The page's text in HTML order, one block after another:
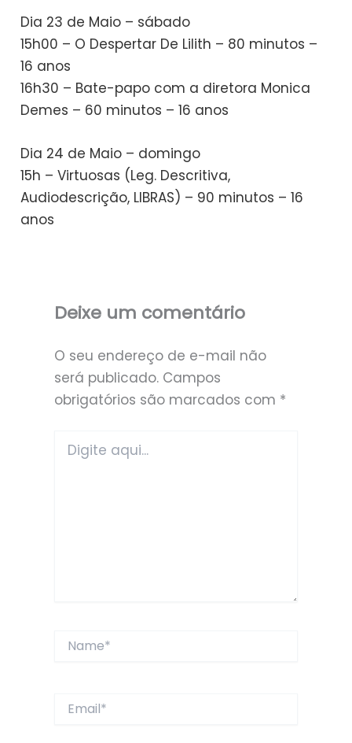
Dia 23 de Maio – sábado
15h00 – O Despertar De Lilith – 80 minutos –
16 anos
16h30 – Bate-papo com a diretora Monica
Demes – 60 minutos – 16 anos
Dia 24 de Maio – domingo
15h – Virtuosas (Leg. Descritiva,
Audiodescrição, LIBRAS) – 90 minutos – 16
anos
Deixe um comentário
O seu endereço de e-mail não
será publicado. Campos
obrigatórios são marcados com *
aqui...